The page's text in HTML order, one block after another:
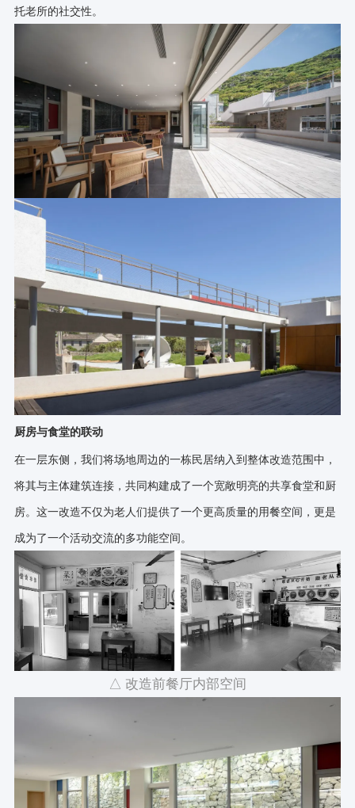
托老所的社交性。
厨房与食堂的联动
在一层东侧，我们将场地周边的一栋民居纳入到整体改造范围中，
将其与主体建筑连接，共同构建成了一个宽敞明亮的共享食堂和厨
房。这一改造不仅为老人们提供了一个更高质量的用餐空间，更是
成为了一个活动交流的多功能空间。
△ 改造前餐厅内部空间